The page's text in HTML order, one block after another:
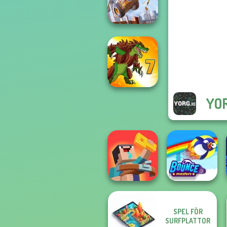
Master
Construction
Ramp Jumping
Dynamons 7
Noob: Zombie
Prison Escape
Bouncemasters
SPEL FÖR
SURFPLATTOR